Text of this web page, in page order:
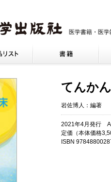
医学書籍・医
てんか
岩佐博人：編著
2021年4月発行
定価（本体価格
ISBN